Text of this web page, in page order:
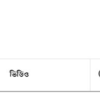
ভিডিও